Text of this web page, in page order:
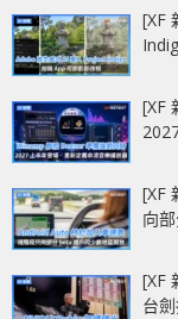
[XF
[XF
[XF
向
[XF
台